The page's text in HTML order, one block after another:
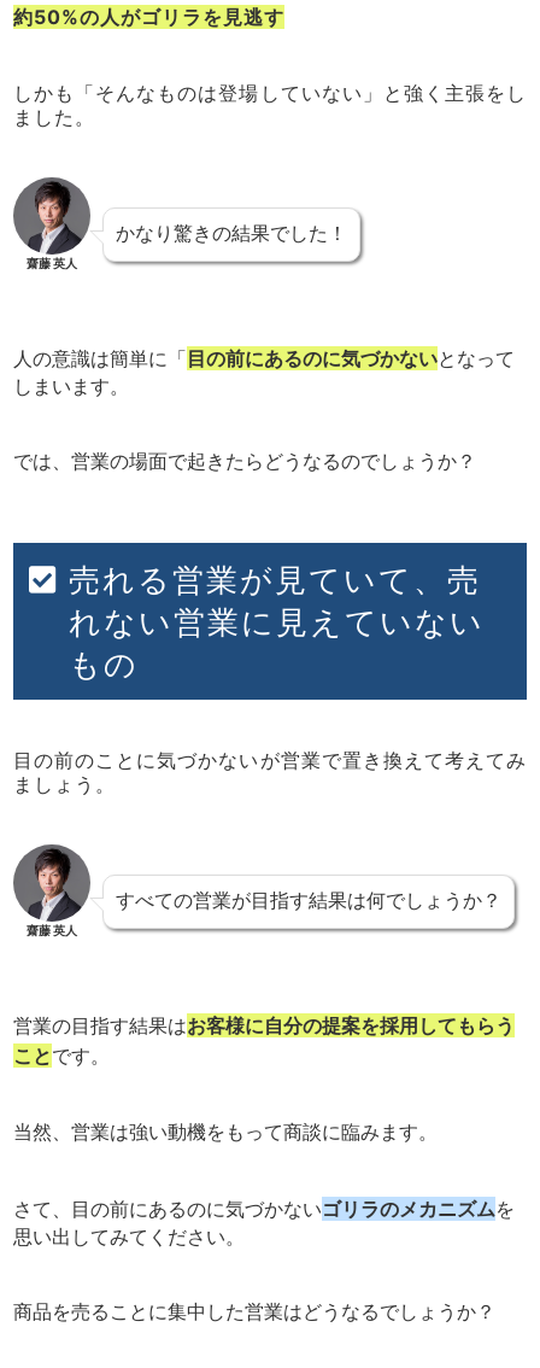
約50%の人がゴリラを見逃す
しかも「そんなものは登場していない」と強く主張をし
ました。
齋藤 英人
かなり驚きの結果でした！
人の意識は簡単に「目の前にあるのに気づかないとなって
しまいます。
では、営業の場面で起きたらどうなるのでしょうか？
売れる営業が見ていて、売
れない営業に見えていない
もの
目の前のことに気づかないが営業で置き換えて考えてみ
ましょう。
齋藤 英人
すべての営業が目指す結果は何でしょうか？
営業の目指す結果はお客様に自分の提案を採用してもらう
ことです。
当然、営業は強い動機をもって商談に臨みます。
さて、目の前にあるのに気づかないゴリラのメカニズムを
思い出してみてください。
商品を売ることに集中した営業はどうなるでしょうか？